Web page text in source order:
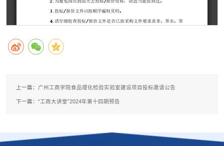
上一篇： 广州工商学院食品理化检验实验室建设项目投标邀请公告
下一篇： “工商大讲堂”2024年第十四期预告